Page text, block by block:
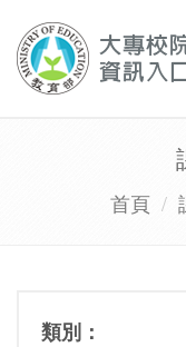
首頁
類別：